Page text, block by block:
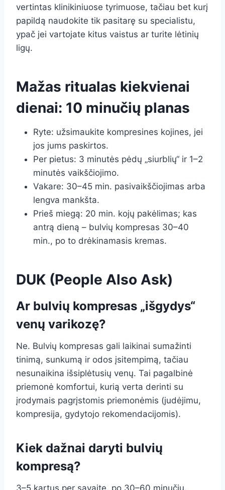
vertintas klinikiniuose tyrimuose, tačiau bet kurį
papildą naudokite tik pasitarę su specialistu,
ypač jei vartojate kitus vaistus ar turite lėtinių
ligų.
Mažas ritualas kiekvienai
dienai: 10 minučių planas
Ryte: užsimaukite kompresines kojines, jei
jos jums paskirtos.
Per pietus: 3 minutės pėdų „siurblių“ ir 1–2
minutės vaikščiojimo.
Vakare: 30–45 min. pasivaikščiojimas arba
lengva mankšta.
Prieš miegą: 20 min. kojų pakėlimas; kas
antrą dieną – bulvių kompresas 30–40
min., po to drėkinamasis kremas.
DUK (People Also Ask)
Ar bulvių kompresas „išgydys“
venų varikozę?
Ne. Bulvių kompresas gali laikinai sumažinti
tinimą, sunkumą ir odos įsitempimą, tačiau
nesunaikina išsiplėtusių venų. Tai pagalbinė
priemonė komfortui, kurią verta derinti su
įrodymais pagrįstomis priemonėmis (judėjimu,
kompresija, gydytojo rekomendacijomis).
Kiek dažnai daryti bulvių
kompresą?